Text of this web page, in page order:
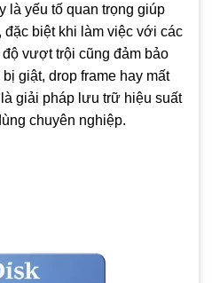
là yếu tố quan trọng giúp
biệt khi làm việc với các
vượt trội cũng đảm bảo
giật, drop frame hay mất
giải pháp lưu trữ hiệu suất
chuyên nghiệp.